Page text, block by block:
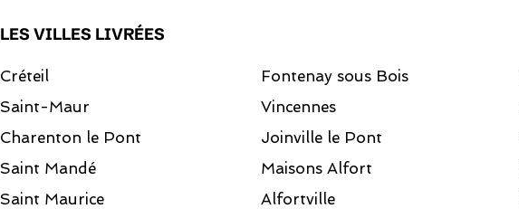
LES VILLES LIVRÉES
Créteil
Saint-Maur
Charenton le Pont
Saint Mandé
Saint Maurice
Fontenay sous Bois
Vincennes
Joinville le Pont
Maisons Alfort
Alfortville